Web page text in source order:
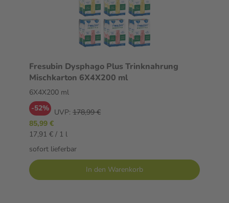
Fresubin Dysphago Plus Trinknahrung
Mischkarton 6X4X200 ml
6X4X200 ml
-52% UVP: 178,99 €
85,99 €
17,91 € / 1 l
sofort lieferbar
In den Warenkorb